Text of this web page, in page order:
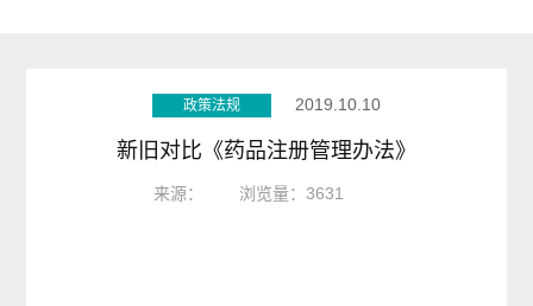
政策法规 2019.10.10
新旧对比《药品注册管理办法》
来源： 浏览量：3631